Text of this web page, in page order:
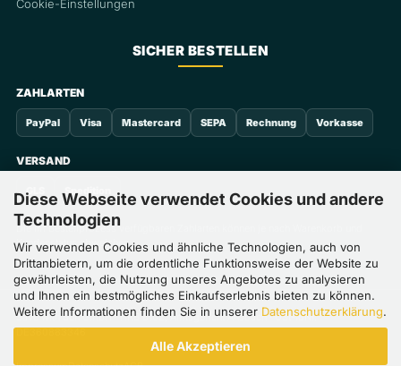
Diese Webseite verwendet Cookies und andere
Technologien
Wir verwenden Cookies und ähnliche Technologien, auch von
Drittanbietern, um die ordentliche Funktionsweise der Website zu
gewährleisten, die Nutzung unseres Angebotes zu analysieren
und Ihnen ein bestmögliches Einkaufserlebnis bieten zu können.
Weitere Informationen finden Sie in unserer Datenschutzerklärung.
Alle Akzeptieren
Cookie-Einstellungen
SICHER BESTELLEN
ZAHLARTEN
PayPal Visa Mastercard SEPA Rechnung Vorkasse
VERSAND
GLS
Die im Bestellprozess verfügbaren Zahlarten können je nach Warenkorb und
Kundenstatus abweichen.
Save with Sun GmbH · HRB 8102, Amtsgericht Ansbach · USt-IdNr.